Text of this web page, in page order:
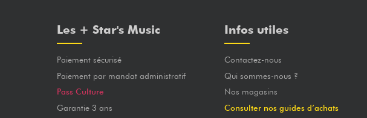
Les + Star's Music
Paiement sécurisé
Paiement par mandat administratif
Pass Culture
Garantie 3 ans
Infos utiles
Contactez-nous
Qui sommes-nous ?
Nos magasins
Consulter nos guides d’achats